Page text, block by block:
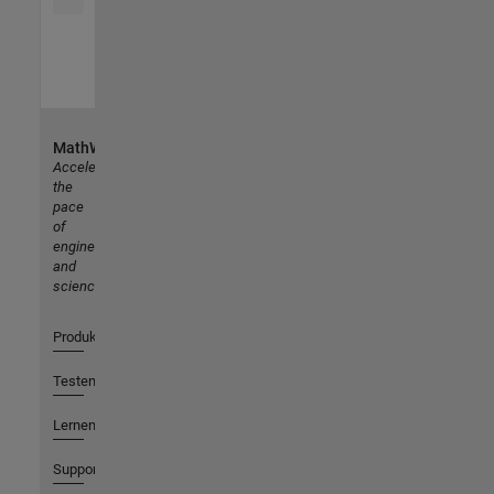
MathWorks
Accelerating
the
pace
of
engineering
and
science
Produkte
Testen oder Kaufen
Lernen
Support